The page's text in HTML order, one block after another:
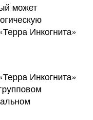
может
Инкогнита»
Инкогнита»